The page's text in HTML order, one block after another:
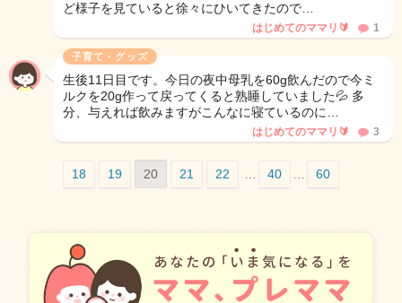
ど様子を見ていると徐々にひいてきたので…
はじめてのママリ🔰 1
子育て・グッズ
生後11日目です。今日の夜中母乳を60g飲んだので今ミ
ルクを20g作って戻ってくると熟睡していました💦 多
分、与えれば飲みますがこんなに寝ているのに…
はじめてのママリ🔰 3
18 19 20 21 22 40 60